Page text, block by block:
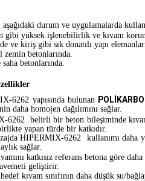
durum ve uygulamalarda
gibi yüksek işlenebilirlik ve kıvam
ve kiriş gibi sık donatılı yapı
zemin betonlarında.
betonlarında.
6262 yapısında bulunan
daha homojen dağılımını sağlar.
6262 belirli bir beton bileşiminde
yapan türde bir katkıdır.
HIPERMIX-6262 kullanımı daha
sağlar.
katkısız referans betona göre
geliştirir.
kıvam sınıfının daha düşük su/